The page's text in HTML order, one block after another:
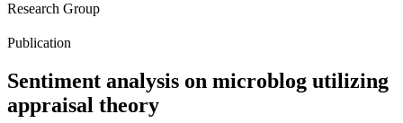
Research Group
Publication
Sentiment analysis on microblog utilizing
appraisal theory